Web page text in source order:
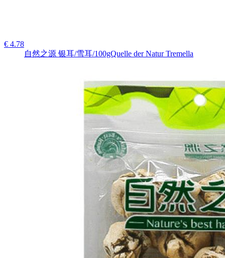
€ 4.78
自然之源 银耳/雪耳/100gQuelle der Natur Tremella